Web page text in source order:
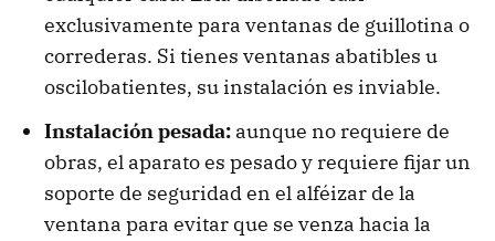
exclusivamente para ventanas de guillotina o
correderas. Si tienes ventanas abatibles u
oscilobatientes, su instalación es inviable.
Instalación pesada: aunque no requiere de
obras, el aparato es pesado y requiere fijar un
soporte de seguridad en el alféizar de la
ventana para evitar que se venza hacia la